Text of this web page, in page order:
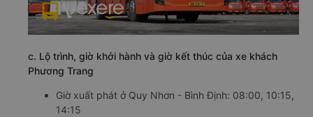
c. Lộ trình, giờ khởi hành và giờ kết thúc của xe khách
Phương Trang
Giờ xuất phát ở Quy Nhơn - Bình Định: 08:00, 10:15,
14:15